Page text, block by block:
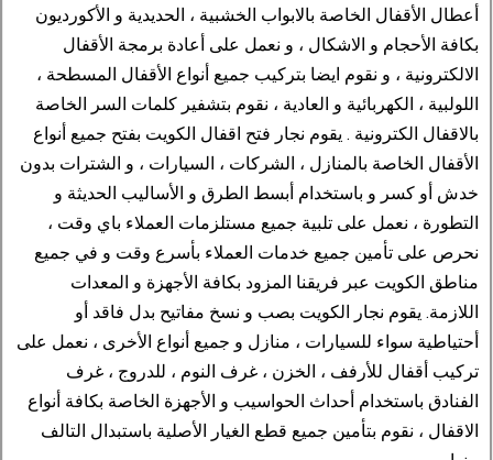
أعطال الأقفال الخاصة بالابواب الخشبية ، الحديدية و الأكورديون
بكافة الأحجام و الاشكال ، و نعمل على أعادة برمجة الأقفال
الالكترونية ، و نقوم ايضا بتركيب جميع أنواع الأقفال المسطحة ،
اللولبية ، الكهربائية و العادية ، نقوم بتشفير كلمات السر الخاصة
بالاقفال الكترونية . يقوم نجار فتح اقفال الكويت بفتح جميع أنواع
الأقفال الخاصة بالمنازل ، الشركات ، السيارات ، و الشترات بدون
خدش أو كسر و باستخدام أبسط الطرق و الأساليب الحديثة و
التطورة ، نعمل على تلبية جميع مستلزمات العملاء باي وقت ،
نحرص على تأمين جميع خدمات العملاء بأسرع وقت و في جميع
مناطق الكويت عبر فريقنا المزود بكافة الأجهزة و المعدات
اللازمة. يقوم نجار الكويت بصب و نسخ مفاتيح بدل فاقد أو
أحتياطية سواء للسيارات ، منازل و جميع أنواع الأخرى ، نعمل على
تركيب أقفال للأرفف ، الخزن ، غرف النوم ، للدروج ، غرف
الفنادق باستخدام أحداث الحواسيب و الأجهزة الخاصة بكافة أنواع
الاقفال ، نقوم بتأمين جميع قطع الغيار الأصلية باستبدال التالف